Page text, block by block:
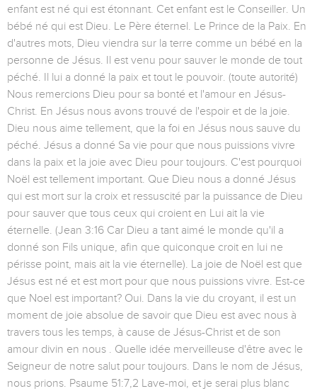
enfant est né qui est étonnant. Cet enfant est le Conseiller. Un
bébé né qui est Dieu. Le Père éternel. Le Prince de la Paix. En
d'autres mots, Dieu viendra sur la terre comme un bébé en la
personne de Jésus. Il est venu pour sauver le monde de tout
péché. Il lui a donné la paix et tout le pouvoir. (toute autorité)
Nous remercions Dieu pour sa bonté et l'amour en Jésus-
Christ. En Jésus nous avons trouvé de l'espoir et de la joie.
Dieu nous aime tellement, que la foi en Jésus nous sauve du
péché. Jésus a donné Sa vie pour que nous puissions vivre
dans la paix et la joie avec Dieu pour toujours. C'est pourquoi
Noël est tellement important. Que Dieu nous a donné Jésus
qui est mort sur la croix et ressuscité par la puissance de Dieu
pour sauver que tous ceux qui croient en Lui ait la vie
éternelle. (Jean 3:16 Car Dieu a tant aimé le monde qu'il a
donné son Fils unique, afin que quiconque croit en lui ne
périsse point, mais ait la vie éternelle). La joie de Noël est que
Jésus est né et est mort pour que nous puissions vivre. Est-ce
que Noel est important? Oui. Dans la vie du croyant, il est un
moment de joie absolue de savoir que Dieu est avec nous à
travers tous les temps, à cause de Jésus-Christ et de son
amour divin en nous . Quelle idée merveilleuse d'être avec le
Seigneur de notre salut pour toujours. Dans le nom de Jésus,
nous prions. Psaume 51:7,2 Lave-moi, et je serai plus blanc